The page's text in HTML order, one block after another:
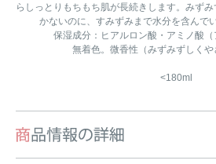
らしっとりもちもち肌が長続きします。みず
かないのに、すみずみまで水分を含んで
保湿成分：ヒアルロン酸・アミノ酸（
無着色。微香性（みずみずしくや
<180ml